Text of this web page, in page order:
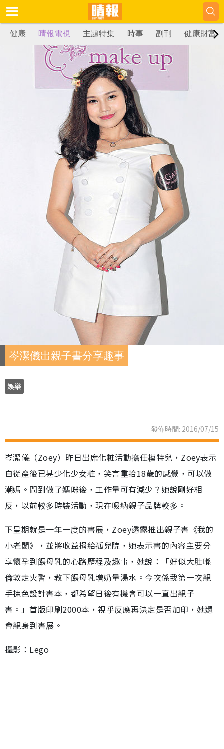
健康 晴報電視 主題特集 時事 副刊 健康財富
岑潔儀出親子書分享趣事
娛樂
發佈時間: 2016/07/15
岑潔儀（Zoey）昨日出席化粧活動擔任模特兒，Zoey表示
自從產後已甚少化少女粧，笑言重拾18歲的感覺，可以做
潮媽。問到做了媽咪後，工作量可有減少？她說剛好相
反，以前較多時裝活動，現在吸納親子品牌較多。
下星期就是一年一度的書展，Zoey透露推出親子書《我的
小老闆》，並將收益捐給孤兒院，她表示書的內容主要分
享懷孕到餵母乳的心路歷程及趣事，她說：「好似大肚喺
倫敦走火警，教下餵母乳增奶量湯水。今次係我第一次親
手揀色設計書本，都希望日後有機會可以一直出親子
書。」首版印刷2000本，視乎反應再決定是否加印，她還
會親身到書展。
攝影：Lego